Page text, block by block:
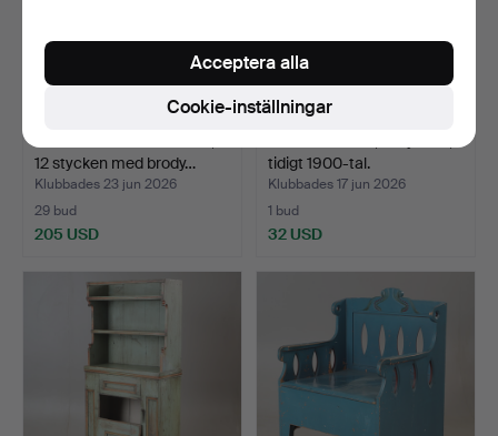
12 stycken med brody…
Klubbades 23 jun 2026
29 bud
205 USD
tidigt 1900-tal.
Klubbades 17 jun 2026
1 bud
32 USD
Cookie-inställningar
Acceptera alla